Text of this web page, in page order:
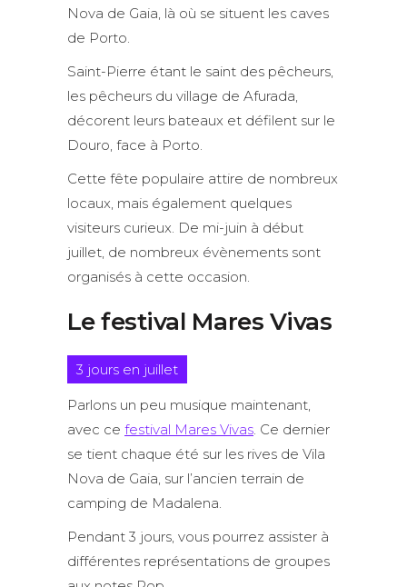
Nova de Gaia, là où se situent les caves
de Porto.
Saint-Pierre étant le saint des pêcheurs,
les pêcheurs du village de Afurada,
décorent leurs bateaux et défilent sur le
Douro, face à Porto.
Cette fête populaire attire de nombreux
locaux, mais également quelques
visiteurs curieux. De mi-juin à début
juillet, de nombreux évènements sont
organisés à cette occasion.
Le festival Mares Vivas
3 jours en juillet
Parlons un peu musique maintenant,
avec ce festival Mares Vivas. Ce dernier
se tient chaque été sur les rives de Vila
Nova de Gaia, sur l’ancien terrain de
camping de Madalena.
Pendant 3 jours, vous pourrez assister à
différentes représentations de groupes